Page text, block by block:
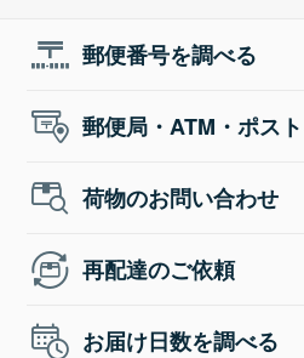
郵便番号を調べる
郵便局・ATM・ポス
荷物のお問い合わせ
再配達のご依頼
お届け日数を調べる